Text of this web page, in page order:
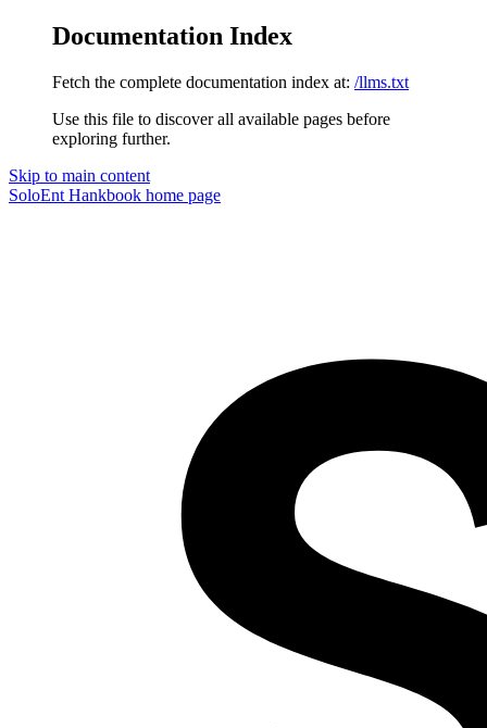
Documentation Index
Fetch the complete documentation index at: /llms.txt
Use this file to discover all available pages before
exploring further.
Skip to main content
SoloEnt Hankbook home page